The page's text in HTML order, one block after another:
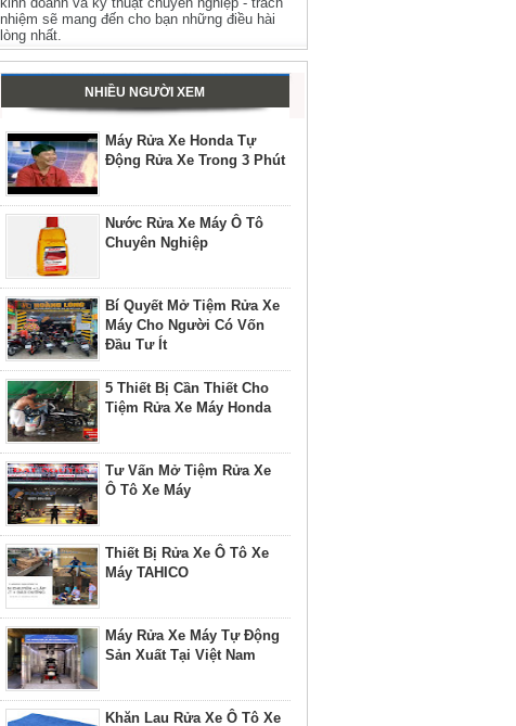
nhiệm sẽ mang đến cho bạn những điều hài
lòng nhất.
NHIỀU NGƯỜI XEM
Máy Rửa Xe Honda Tự
Động Rửa Xe Trong 3 Phút
Nước Rửa Xe Máy Ô Tô
Chuyên Nghiệp
Bí Quyết Mở Tiệm Rửa Xe
Máy Cho Người Có Vốn
Đầu Tư Ít
5 Thiết Bị Cần Thiết Cho
Tiệm Rửa Xe Máy Honda
Tư Vấn Mở Tiệm Rửa Xe
Ô Tô Xe Máy
Thiết Bị Rửa Xe Ô Tô Xe
Máy TAHICO
Máy Rửa Xe Máy Tự Động
Sản Xuất Tại Việt Nam
Khăn Lau Rửa Xe Ô Tô Xe